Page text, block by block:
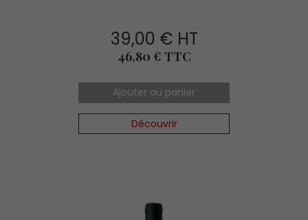
39,00 € HT
Prix
46,80 € TTC
Ajouter au panier
Découvrir